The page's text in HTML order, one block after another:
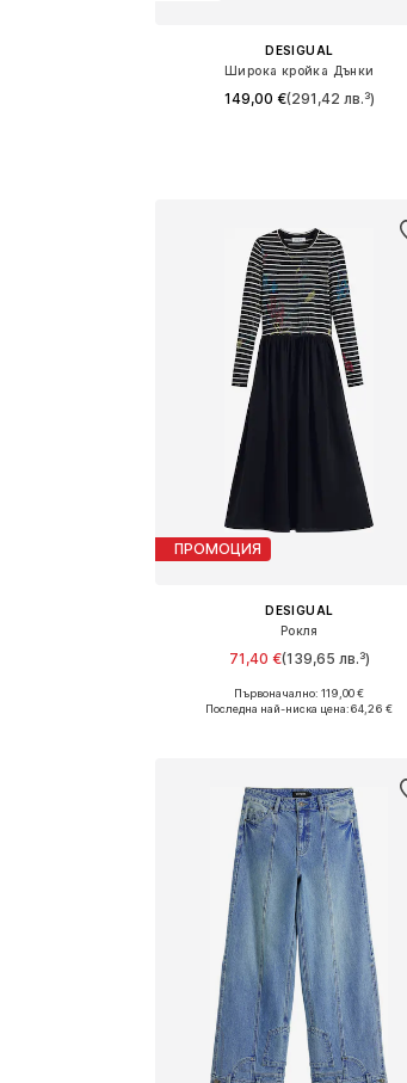
DESIGUAL
Широка кройка Дънки
149,00 €(291,42 лв.³)
ПРОМОЦИЯ
DESIGUAL
Рокля
71,40 €(139,65 лв.³)
Налични размери: 34, 36, 38, 40, 42
Първоначално: 119,00 €
Последна най-ниска цена:64,26 €